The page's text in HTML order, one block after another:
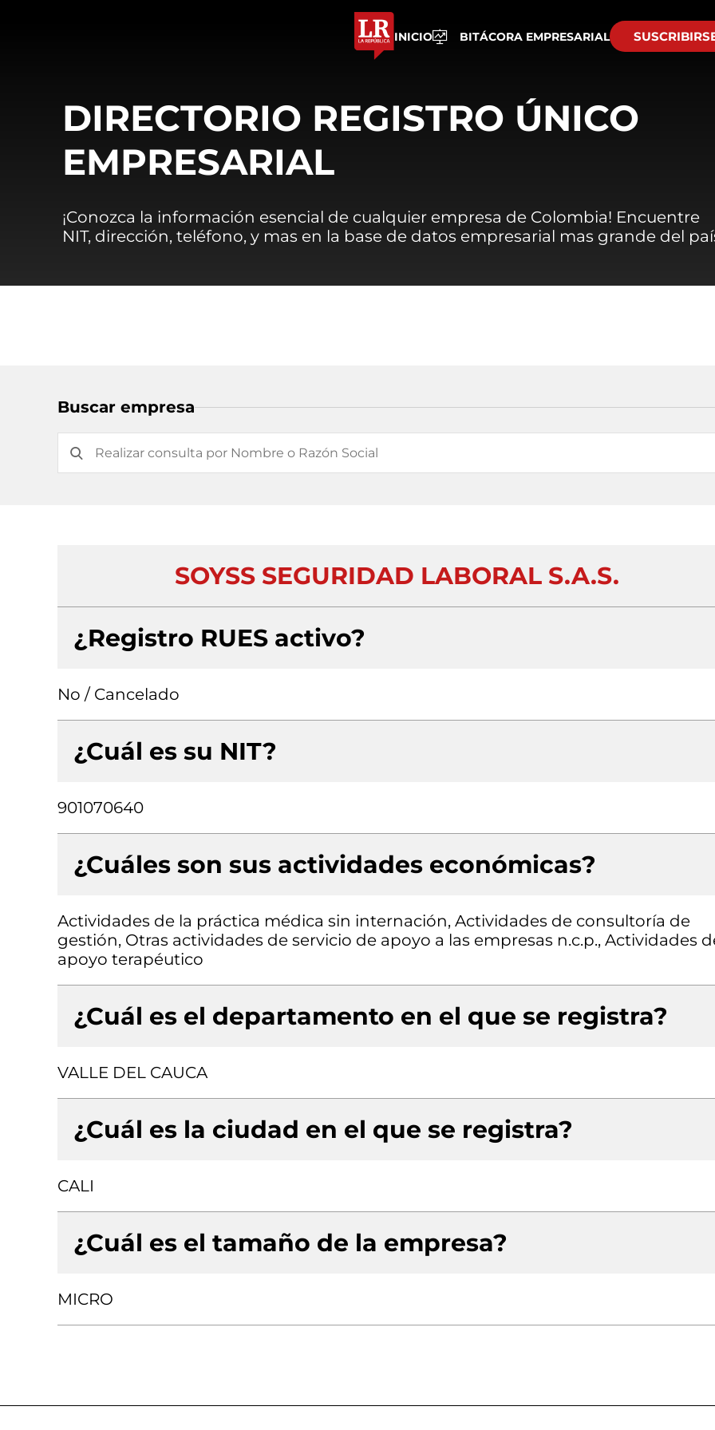
INICIO BITÁCORA EMPRESARIAL
DIRECTORIO REGISTRO ÚNICO
EMPRESARIAL
¡Conozca la información esencial de cualquier empresa de Colombia! Encuentre
NIT, dirección, teléfono, y mas en la base de datos empresarial mas grande del
Buscar empresa
SOYSS SEGURIDAD LABORAL S.A.S.
¿Registro RUES activo?
No / Cancelado
¿Cuál es su NIT?
901070640
¿Cuáles son sus actividades económicas?
Actividades de la práctica médica sin internación, Actividades de consultoría de
gestión, Otras actividades de servicio de apoyo a las empresas n.c.p., Actividades
apoyo terapéutico
¿Cuál es el departamento en el que se registra?
VALLE DEL CAUCA
¿Cuál es la ciudad en el que se registra?
CALI
¿Cuál es el tamaño de la empresa?
MICRO